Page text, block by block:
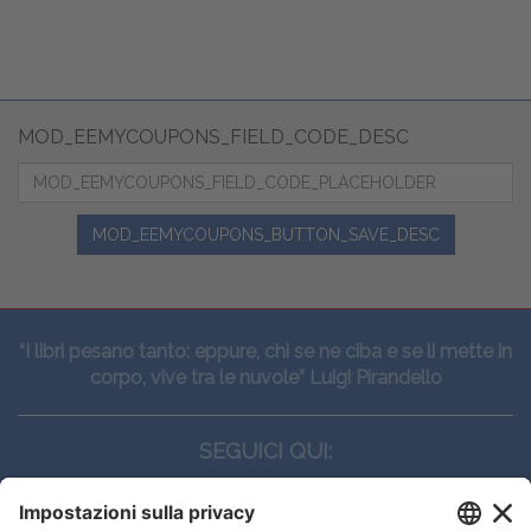
MOD_EEMYCOUPONS_FIELD_CODE_DESC
MOD_EEMYCOUPONS_BUTTON_SAVE_DESC
“I libri pesano tanto: eppure, chi se ne ciba e se li mette in
corpo, vive tra le nuvole” Luigi Pirandello
SEGUICI QUI: